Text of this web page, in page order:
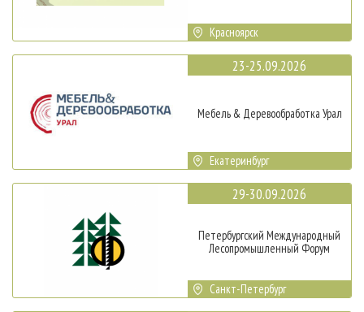
Красноярск
23-25.09.2026
Мебель & Деревообработка Урал
Екатеринбург
29-30.09.2026
Петербургский Международный
Лесопромышленный Форум
Санкт-Петербург